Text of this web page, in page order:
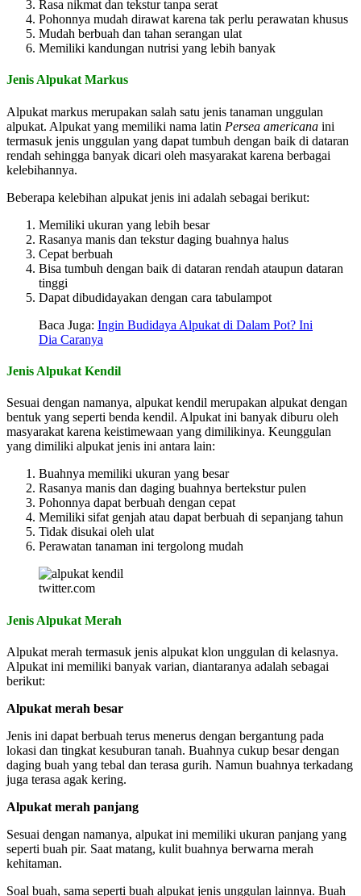
Rasa nikmat dan tekstur tanpa serat
Pohonnya mudah dirawat karena tak perlu perawatan khusus
Mudah berbuah dan tahan serangan ulat
Memiliki kandungan nutrisi yang lebih banyak
Jenis Alpukat Markus
Alpukat markus merupakan salah satu jenis tanaman unggulan
alpukat. Alpukat yang memiliki nama latin Persea americana ini
termasuk jenis unggulan yang dapat tumbuh dengan baik di dataran
rendah sehingga banyak dicari oleh masyarakat karena berbagai
kelebihannya.
Beberapa kelebihan alpukat jenis ini adalah sebagai berikut:
Memiliki ukuran yang lebih besar
Rasanya manis dan tekstur daging buahnya halus
Cepat berbuah
Bisa tumbuh dengan baik di dataran rendah ataupun dataran
tinggi
Dapat dibudidayakan dengan cara tabulampot
Baca Juga: Ingin Budidaya Alpukat di Dalam Pot? Ini
Dia Caranya
Jenis Alpukat Kendil
Sesuai dengan namanya, alpukat kendil merupakan alpukat dengan
bentuk yang seperti benda kendil. Alpukat ini banyak diburu oleh
masyarakat karena keistimewaan yang dimilikinya. Keunggulan
yang dimiliki alpukat jenis ini antara lain:
Buahnya memiliki ukuran yang besar
Rasanya manis dan daging buahnya bertekstur pulen
Pohonnya dapat berbuah dengan cepat
Memiliki sifat genjah atau dapat berbuah di sepanjang tahun
Tidak disukai oleh ulat
Perawatan tanaman ini tergolong mudah
twitter.com
Jenis Alpukat Merah
Alpukat merah termasuk jenis alpukat klon unggulan di kelasnya.
Alpukat ini memiliki banyak varian, diantaranya adalah sebagai
berikut:
Alpukat merah besar
Jenis ini dapat berbuah terus menerus dengan bergantung pada
lokasi dan tingkat kesuburan tanah. Buahnya cukup besar dengan
daging buah yang tebal dan terasa gurih. Namun buahnya terkadang
juga terasa agak kering.
Alpukat merah panjang
Sesuai dengan namanya, alpukat ini memiliki ukuran panjang yang
seperti buah pir. Saat matang, kulit buahnya berwarna merah
kehitaman.
Soal buah, sama seperti buah alpukat jenis unggulan lainnya. Buah